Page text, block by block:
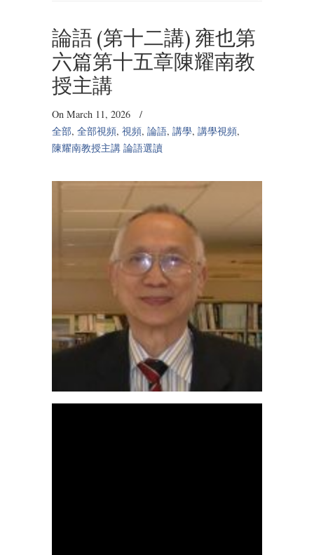
論語 (第十二講) 雍也第
六篇第十五章陳耀南教
授主講
On March 11, 2026
/
全部, 全部視頻, 視頻, 論語, 講學, 講學視頻,
陳耀南教授主講 論語選讀